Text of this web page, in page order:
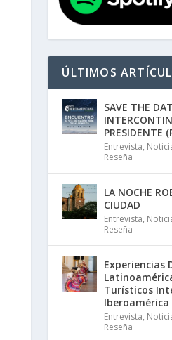
ÚLTIMOS
SAVE THE
PRESIDENTE
Entrevista,
Reseña
LA NOCHE
CIUDAD
Entrevista,
Reseña
Experiencias
Turísticos
Iberoamérica
Entrevista,
Reseña